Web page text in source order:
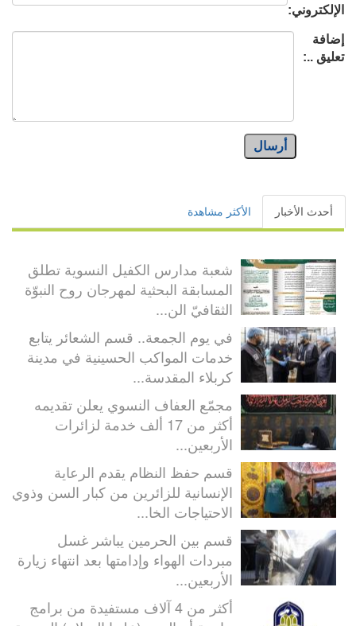
الإلكتروني:
إضافة
تعليق ..:
أرسال
أحدث الأخبار الأكثر مشاهدة
شعبة مدارس الكفيل النسوية تطلق
المسابقة البحثية لمهرجان روح النبوّة
الثقافيّ الن...
في يوم الجمعة.. قسم الشعائر يتابع
خدمات المواكب الحسينية في مدينة
كربلاء المقدسة...
مجمّع العفاف النسوي يعلن تقديمه
أكثر من 17 ألف خدمة لزائرات
الأربعين...
قسم حفظ النظام يقدم الرعاية
الإنسانية للزائرين من كبار السن وذوي
الاحتياجات الخا...
قسم بين الحرمين يباشر غسل
مبردات الهواء وإدامتها بعد انتهاء زيارة
الأربعين...
أكثر من 4 آلاف مستفيدة من برامج